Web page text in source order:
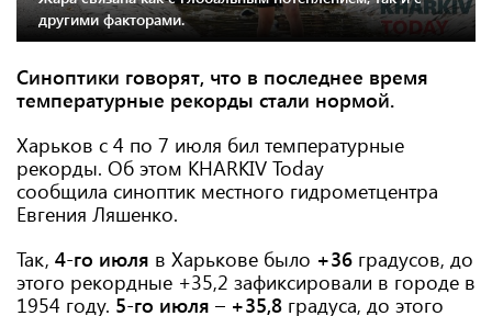
другими факторами.
Синоптики говорят, что в последнее время
температурные рекорды стали нормой.
Харьков с 4 по 7 июля бил температурные
рекорды. Об этом KHARKIV Today
сообщила синоптик местного гидрометцентра
Евгения Ляшенко.
Так, 4-го июля в Харькове было +36 градусов, до
этого рекордные +35,2 зафиксировали в городе в
1954 году. 5-го июля – +35,8 градуса, до этого